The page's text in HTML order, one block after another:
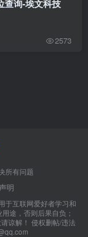
查询-埃文科技
2573
所有问题
明
于互联网爱好者学习和
途，否则后果自负；
谅解！ 侵权删帖/违法